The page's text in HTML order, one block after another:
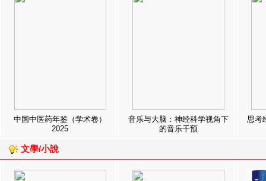
中国中医药年鉴（学术卷）
2025
音乐与大脑：神经科学视角下
的音乐干预
思考
文學/小說